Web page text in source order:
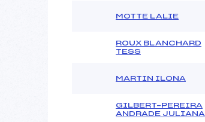
MOTTE LALIE
ROUX BLANCHARD
TESS
MARTIN ILONA
GILBERT–PEREIRA
ANDRADE JULIANA